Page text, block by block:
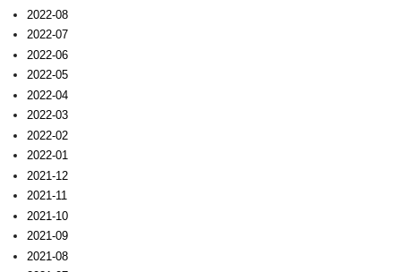
2022-08
2022-07
2022-06
2022-05
2022-04
2022-03
2022-02
2022-01
2021-12
2021-11
2021-10
2021-09
2021-08